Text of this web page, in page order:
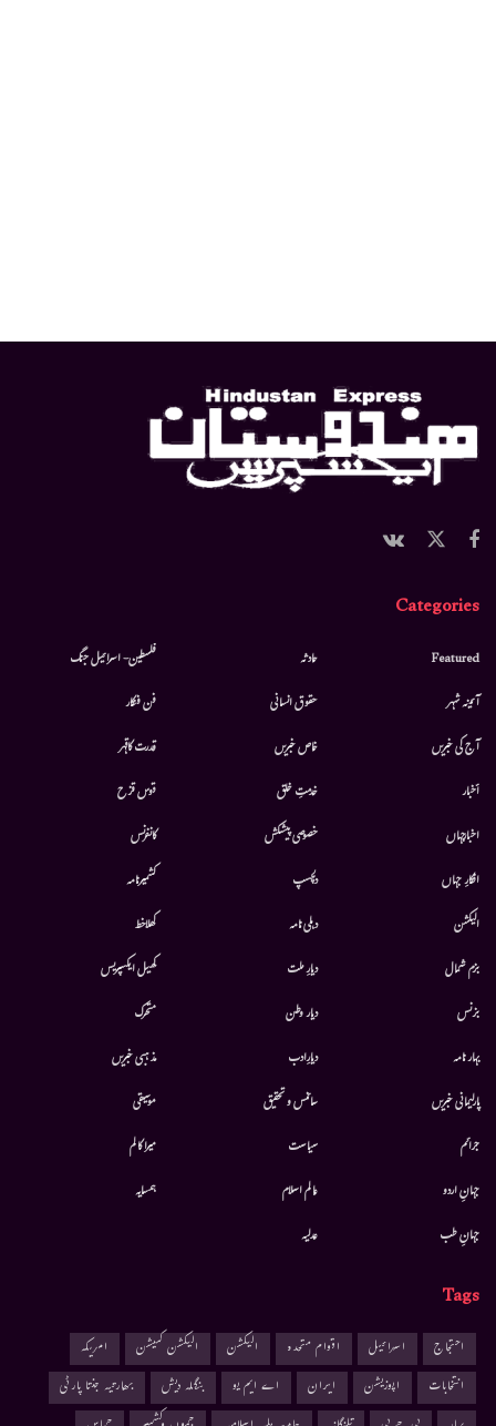
Categories
Featured
آئینہ شہر
آج کی خبریں
أخبار
اخبارجہاں
افکارِ جہاں
الیکشن
بزم شمال
بزنس
بہار نامہ
پارلیمانی خبریں
جرائم
جہانِ اردو
جہانِ طب
حادثہ
حقوق انسانی
خاص خبریں
خدمتِ خلق
خصوصی پیشکش
دلچسپ
دہلی نامہ
دیارِ ملت
دیار وطن
دیارِادب
سائنس و تحقیق
سیاست
عالم اسلام
عدلیہ
فلسطین- اسرائیل جنگ
فن فنکار
قدرت کاقہر
قوس قزح
کانفرنس
کشمیرنامہ
کھلاخط
کھیل ایکسپریس
متحرك
مذہبی خبریں
موسيقى
میرا کالم
ہمسایہ
Tags
احتجاج اسرائیل اقوام متحدہ الیکشن الیکشن کمیشن
امریکہ
انتخابات
اپوزیشن ایران اے ایم یو بنگلہ دیش
بھارتیہ جنتا پارٹی